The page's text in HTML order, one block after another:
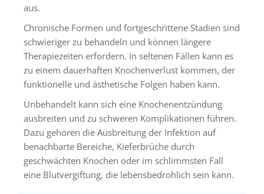
aus.
Chronische Formen und fortgeschrittene Stadien sind
schwieriger zu behandeln und können längere
Therapiezeiten erfordern. In seltenen Fällen kann es
zu einem dauerhaften Knochenverlust kommen, der
funktionelle und ästhetische Folgen haben kann.
Unbehandelt kann sich eine Knochenentzündung
ausbreiten und zu schweren Komplikationen führen.
Dazu gehören die Ausbreitung der Infektion auf
benachbarte Bereiche, Kieferbrüche durch
geschwächten Knochen oder im schlimmsten Fall
eine Blutvergiftung, die lebensbedrohlich sein kann.